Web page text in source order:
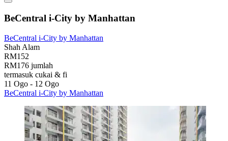
BeCentral i-City by Manhattan
BeCentral i-City by Manhattan
Shah Alam
RM152
RM176 jumlah
termasuk cukai & fi
11 Ogo - 12 Ogo
BeCentral i-City by Manhattan